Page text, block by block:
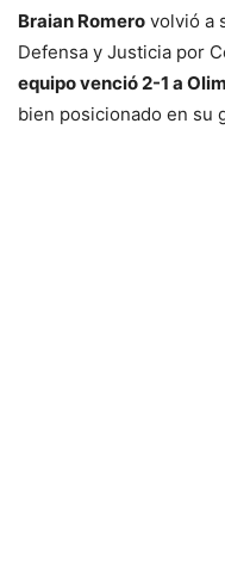
Braian Romero volvió a
Defensa y Justicia por
equipo venció 2-1 a
bien posicionado en su